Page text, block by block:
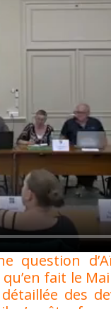
fait le
des